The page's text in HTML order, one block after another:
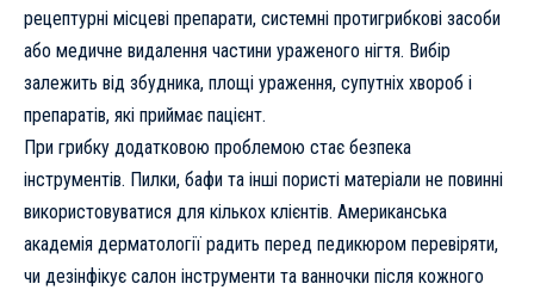
рецептурні місцеві препарати, системні протигрибкові засоби
або медичне видалення частини ураженого нігтя. Вибір
залежить від збудника, площі ураження, супутніх хвороб і
препаратів, які приймає пацієнт.
При грибку додатковою проблемою стає безпека
інструментів. Пилки, бафи та інші пористі матеріали не повинні
використовуватися для кількох клієнтів. Американська
академія дерматології радить перед педикюром перевіряти,
чи дезінфікує салон інструменти та ванночки після кожного